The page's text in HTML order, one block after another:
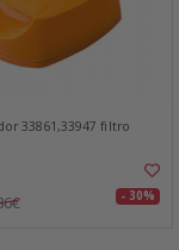
33861,33947 filtro
- 30%